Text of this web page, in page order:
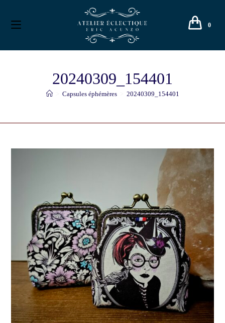
0
20240309_154401
Capsules éphémères 20240309_154401